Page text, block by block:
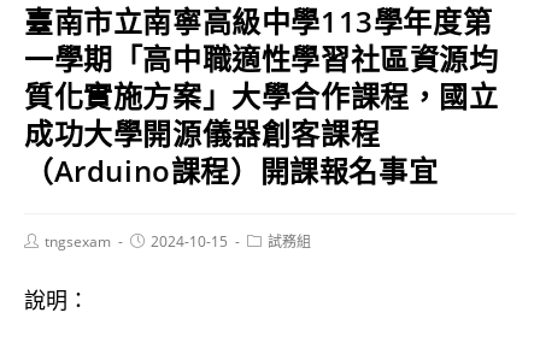
臺南市立南寧高級中學113學年度第
一學期「高中職適性學習社區資源均
質化實施方案」大學合作課程，國立
成功大學開源儀器創客課程
（Arduino課程）開課報名事宜
Posttngsexam
Post2024-10-15
Post試務組
說明：